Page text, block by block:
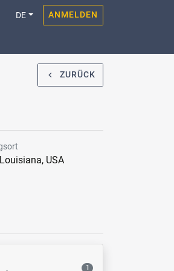
DE ANMELDEN
navigate_before ZURÜCK
USA
1